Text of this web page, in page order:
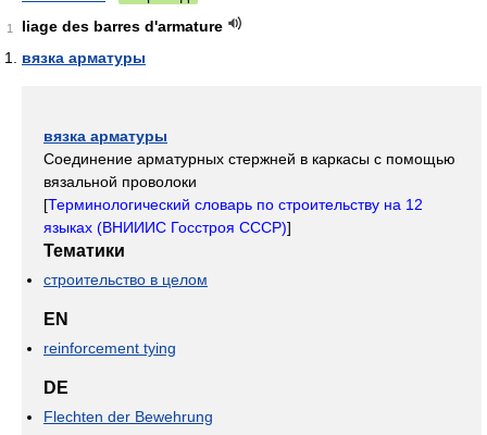
1
liage des barres d'armature
вязка арматуры
вязка арматуры
Соединение арматурных стержней в каркасы с помощью
вязальной проволоки
[Терминологический словарь по строительству на 12
языках (ВНИИИС Госстроя СССР)]
Тематики
строительство в целом
EN
reinforcement tying
DE
Flechten der Bewehrung